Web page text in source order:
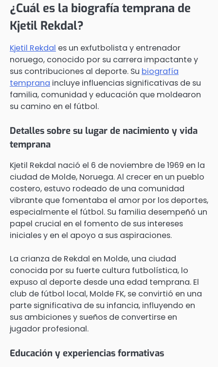
¿Cuál es la biografía temprana de
Kjetil Rekdal?
Kjetil Rekdal es un exfutbolista y entrenador
noruego, conocido por su carrera impactante y
sus contribuciones al deporte. Su biografía
temprana incluye influencias significativas de su
familia, comunidad y educación que moldearon
su camino en el fútbol.
Detalles sobre su lugar de nacimiento y vida
temprana
Kjetil Rekdal nació el 6 de noviembre de 1969 en la
ciudad de Molde, Noruega. Al crecer en un pueblo
costero, estuvo rodeado de una comunidad
vibrante que fomentaba el amor por los deportes,
especialmente el fútbol. Su familia desempeñó un
papel crucial en el fomento de sus intereses
iniciales y en el apoyo a sus aspiraciones.
La crianza de Rekdal en Molde, una ciudad
conocida por su fuerte cultura futbolística, lo
expuso al deporte desde una edad temprana. El
club de fútbol local, Molde FK, se convirtió en una
parte significativa de su infancia, influyendo en
sus ambiciones y sueños de convertirse en
jugador profesional.
Educación y experiencias formativas